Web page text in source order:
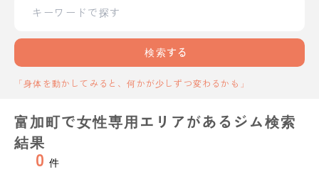
検索する
「身体を動かしてみると、何かが少しずつ変わるかも」
富加町で女性専用エリアがあるジム検索
結果
0 件